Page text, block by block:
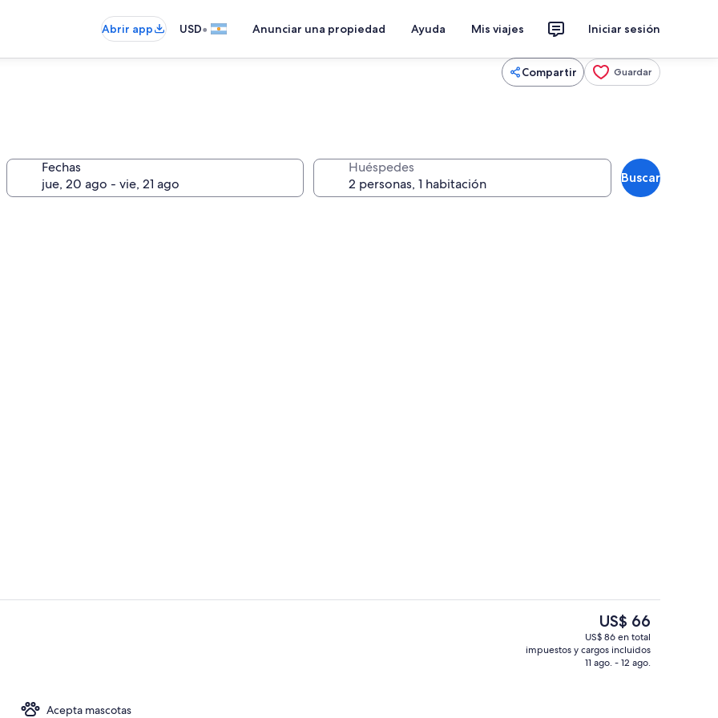
Abrir app USD• Anunciar una propiedad Ayuda Mis viajes Iniciar sesión
Compartir Guardar
Fechas Huéspedes
Buscar
Acepta mascotas
El
precio
actual
es
US$ 66
US$ 86 en total
impuestos y cargos incluidos
11 ago. - 12 ago.